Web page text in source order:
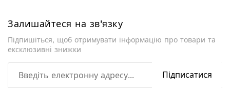
Залишайтеся на зв'язку
Підпишіться, щоб отримувати інформацію про товари та
ексклюзивні знижки
Підписатися